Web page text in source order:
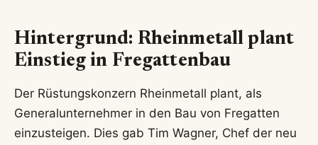
Hintergrund: Rheinmetall plant
Einstieg in Fregattenbau
Der Rüstungskonzern Rheinmetall plant, als
Generalunternehmer in den Bau von Fregatten
einzusteigen. Dies gab Tim Wagner, Chef der neu